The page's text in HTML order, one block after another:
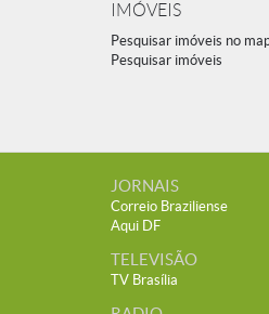
IMÓVEIS
Pesquisar imóveis no
Pesquisar imóveis
JORNAIS
Correio Braziliense
Aqui DF
TELEVISÃO
TV Brasília